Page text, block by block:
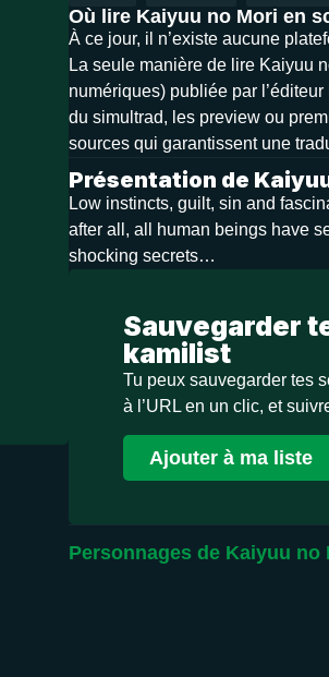
Où lire Kaiyuu no Mori en
À ce jour, il n’existe aucune
La seule manière de lire Kaiyuu
numériques) publiée par
du simultrad, les preview ou
sources qui garantissent une
Présentation de
Low instincts, guilt, sin and
after all, all human beings have
shocking secrets…
Sauvegarder
kamilist
Tu peux sauvegarder tes
à l’URL en un clic, et
Ajouter à ma liste
Personnages de Kaiyuu no